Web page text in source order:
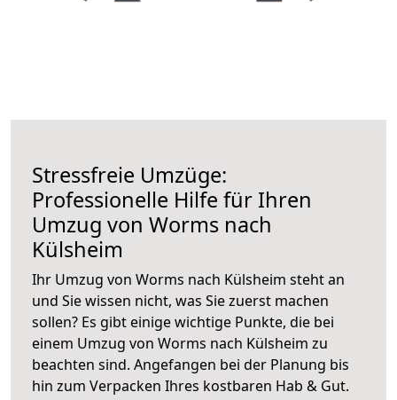
Stressfreie Umzüge:
Professionelle Hilfe für Ihren
Umzug von Worms nach
Külsheim
Ihr Umzug von Worms nach Külsheim steht an
und Sie wissen nicht, was Sie zuerst machen
sollen? Es gibt einige wichtige Punkte, die bei
einem Umzug von Worms nach Külsheim zu
beachten sind. Angefangen bei der Planung bis
hin zum Verpacken Ihres kostbaren Hab & Gut.